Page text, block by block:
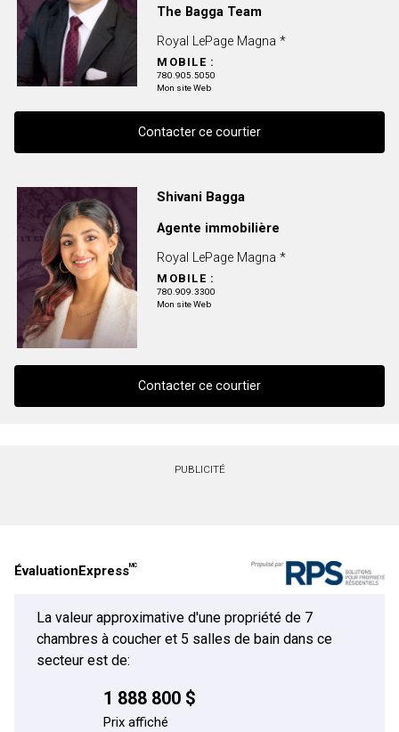
The Bagga Team
Royal LePage Magna *
MOBILE :
780.905.5050
Mon site Web
Contacter ce courtier
Contacter ce courtier
Prénom
et
Nom
Courriel
Téléphone
(Optionnel)
En cliquant sur le bouton « soumettre », vous consentez à nos conditions d'utilisation et
vous nous fournissez l'autorisation écrite de communiquer avec vous.
Shivani Bagga
Agente immobilière
Royal LePage Magna *
MOBILE :
780.909.3300
Mon site Web
Contacter ce courtier
Téléphone
Message
PUBLICITÉ
ÉvaluationExpressMC
La valeur approximative d'une propriété de 7
chambres à coucher et 5 salles de bain dans ce
secteur est de:
1 888 800 $
Prix affiché